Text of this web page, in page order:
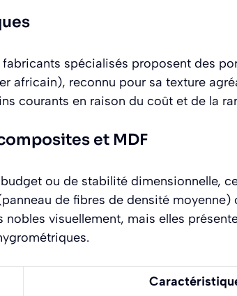
spécialisés proposent des
africain), reconnu pour sa texture
courants en raison du coût et de la
et MDF
ou de stabilité dimensionnelle,
de fibres de densité
visuellement, mais elles